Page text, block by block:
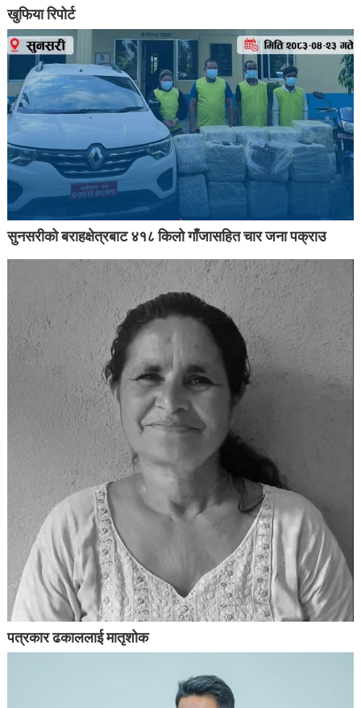
खुफिया रिपोर्ट
सुनसरीको बराहक्षेत्रबाट ४१८ किलो गाँजासहित चार जना पक्राउ
पत्रकार ढकाललाई मातृशोक